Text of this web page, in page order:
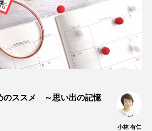
のススメ ～思い出の記憶
小林 有仁